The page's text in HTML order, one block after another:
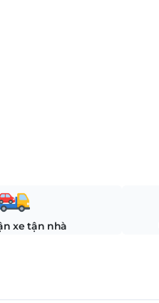
xe tận nhà